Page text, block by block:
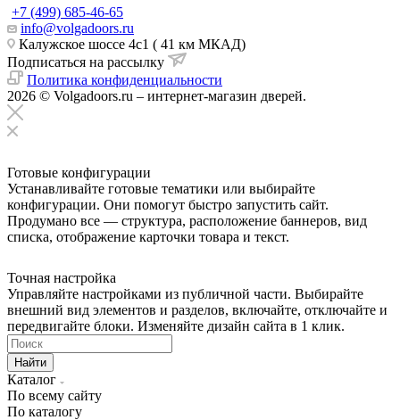
+7 (499) 685-46-65
info@volgadoors.ru
Калужское шоссе 4с1 ( 41 км МКАД)
Подписаться на рассылку
Политика конфиденциальности
2026 © Volgadoors.ru – интернет-магазин дверей.
Готовые конфигурации
Устанавливайте готовые тематики или выбирайте
конфигурации. Они помогут быстро запустить сайт.
Продумано все — структура, расположение баннеров, вид
списка, отображение карточки товара и текст.
Точная настройка
Управляйте настройками из публичной части. Выбирайте
внешний вид элементов и разделов, включайте, отключайте и
передвигайте блоки. Изменяйте дизайн сайта в 1 клик.
Найти
Каталог
По всему сайту
По каталогу